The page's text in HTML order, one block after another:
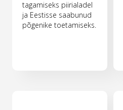
tagamiseks piirialadel
ja Eestisse saabunud
põgenike toetamiseks.